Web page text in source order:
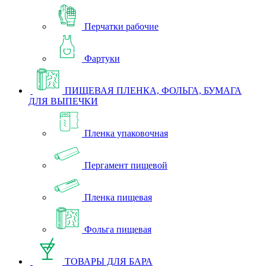
Перчатки рабочие
Фартуки
ПИЩЕВАЯ ПЛЕНКА, ФОЛЬГА, БУМАГА
ДЛЯ ВЫПЕЧКИ
Пленка упаковочная
Пергамент пищевой
Пленка пищевая
Фольга пищевая
ТОВАРЫ ДЛЯ БАРА